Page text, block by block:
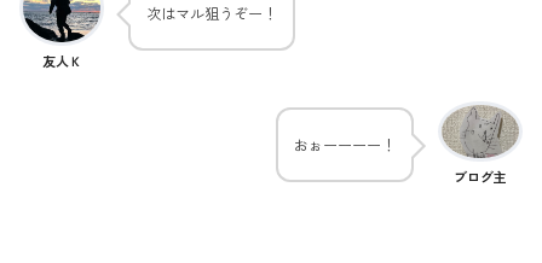
友人Ｋ
次はマル狙うぞー！
ブログ主
おぉーーーー！